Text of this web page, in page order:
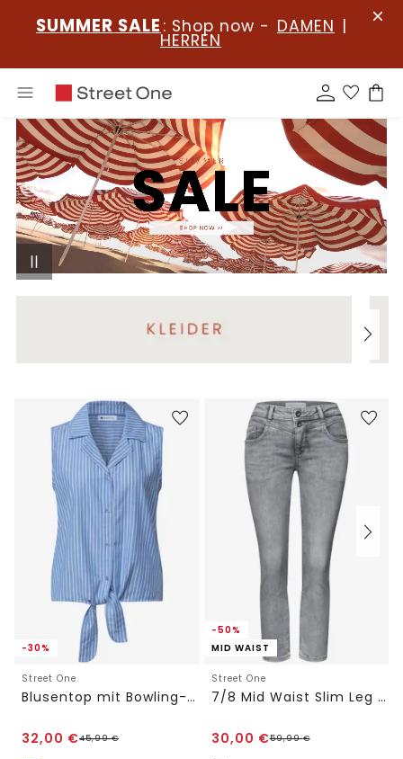
SUMMER SALE : Shop now - DAMEN |
HERREN
-30%
Street One
Blusentop mit Bowling-Kragen und Knoten
32,00 €45,99€
-50%
MID WAIST
Street One
7/8 Mid Waist Slim Leg Jeans im Slim Fit
30,00 €59,99€